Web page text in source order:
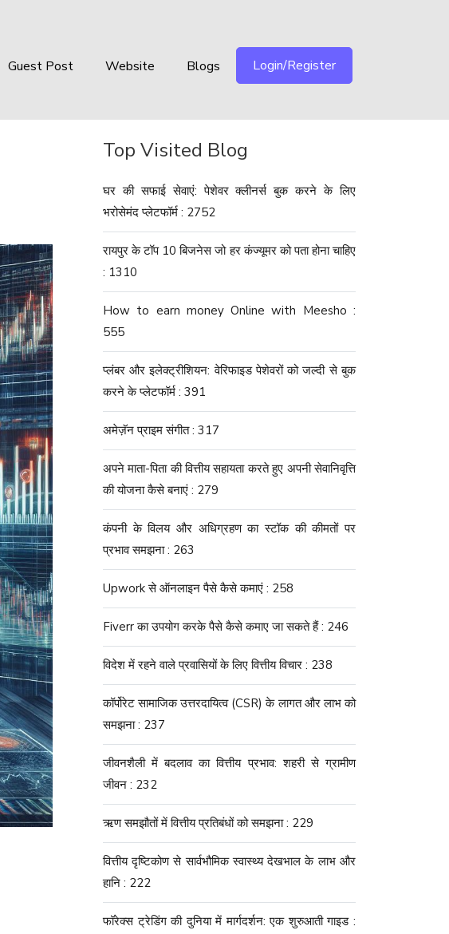
Guest Post Website Blogs Login/Register
Top Visited Blog
घर की सफाई सेवाएं: पेशेवर क्लीनर्स बुक करने के लिए
भरोसेमंद प्लेटफॉर्म : 2752
रायपुर के टॉप 10 बिजनेस जो हर कंज्यूमर को पता होना चाहिए
: 1310
How to earn money Online with Meesho :
555
प्लंबर और इलेक्ट्रीशियन: वेरिफाइड पेशेवरों को जल्दी से बुक
करने के प्लेटफॉर्म : 391
अमेज़ॅन प्राइम संगीत : 317
अपने माता-पिता की वित्तीय सहायता करते हुए अपनी सेवानिवृत्ति
की योजना कैसे बनाएं : 279
कंपनी के विलय और अधिग्रहण का स्टॉक की कीमतों पर
प्रभाव समझना : 263
Upwork से ऑनलाइन पैसे कैसे कमाएं : 258
Fiverr का उपयोग करके पैसे कैसे कमाए जा सकते हैं : 246
विदेश में रहने वाले प्रवासियों के लिए वित्तीय विचार : 238
कॉर्पोरेट सामाजिक उत्तरदायित्व (CSR) के लागत और लाभ को
समझना : 237
जीवनशैली में बदलाव का वित्तीय प्रभाव: शहरी से ग्रामीण
जीवन : 232
ऋण समझौतों में वित्तीय प्रतिबंधों को समझना : 229
वित्तीय दृष्टिकोण से सार्वभौमिक स्वास्थ्य देखभाल के लाभ और
हानि : 222
फॉरेक्स ट्रेडिंग की दुनिया में मार्गदर्शन: एक शुरुआती गाइड :